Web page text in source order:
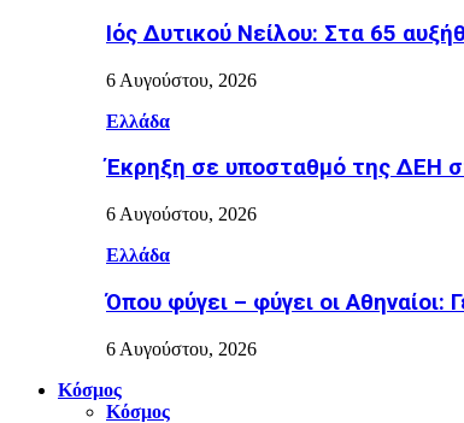
Ιός Δυτικού Νείλου: Στα 65
6 Αυγούστου, 2026
Ελλάδα
Έκρηξη σε υποσταθμό της ΔΕΗ
6 Αυγούστου, 2026
Ελλάδα
Όπου φύγει – φύγει οι
6 Αυγούστου, 2026
Κόσμος
Κόσμος